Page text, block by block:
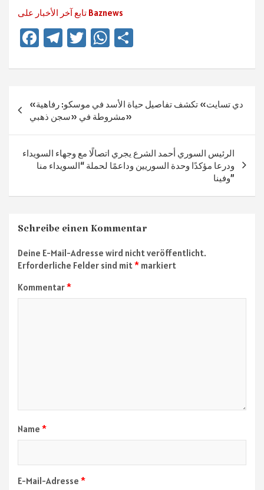
تابع آخر الأخبار على Baznews
Fa
b
ok
Te
gr
m
T
tt
W
at
sA
p
p
n
«دي تسايت» تكشف تفاصيل حياة الأسد في موسكو: رفاهية
مشروطة في «سجن ذهبي»
الرئيس السوري أحمد الشرع يجري اتصالًا مع وجهاء السويداء
ودرعا مؤكدًا وحدة السوريين وداعمًا لحملة “السويداء منا
وفينا”
Schreibe einen Kommentar
Deine E-Mail-Adresse wird nicht veröffentlicht.
Erforderliche Felder sind mit* markiert
Kommentar*
Name *
E-Mail-Adresse *